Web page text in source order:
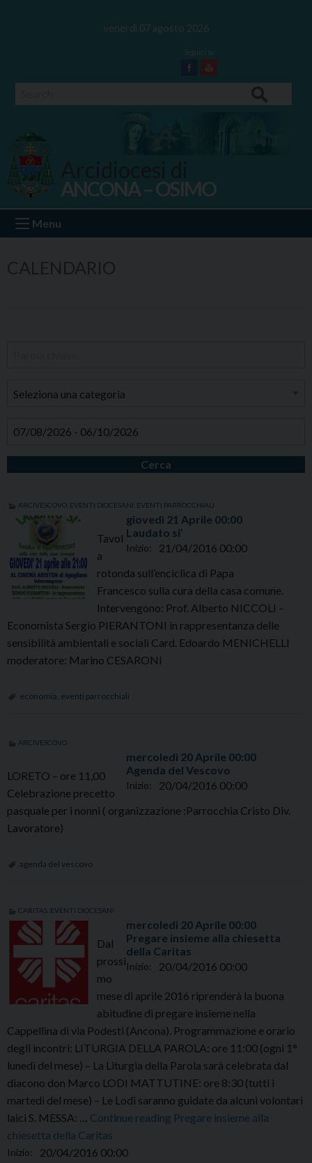
venerdì 07 agosto 2026
Facebook
Youtube
Ancona Osimo
ANCONA – OSIMO
Menu
Cerca
ARCIVESCOVO EVENTI DIOCESANI EVENTI PARROCCHIALI
giovedì 21 Aprile 00:00
Laudato si’
Inizio: 21/04/2016 00:00
Tavol
a
rotonda sull’enciclica di Papa
Francesco sulla cura della casa comune.
Intervengono: Prof. Alberto NICCOLI –
Economista Sergio PIERANTONI in rappresentanza delle
sensibilità ambientali e sociali Card. Edoardo MENICHELLI
moderatore: Marino CESARONI
economia eventi parrocchiali
ARCIVESCOVO
mercoledì 20 Aprile 00:00
Agenda del Vescovo
Inizio: 20/04/2016 00:00
LORETO – ore 11,00
Celebrazione precetto
pasquale per i nonni ( organizzazione :Parrocchia Cristo Div.
Lavoratore)
agenda del vescovo
CARITAS EVENTI DIOCESANI
mercoledì 20 Aprile 00:00
Pregare insieme alla chiesetta
della Caritas
Inizio: 20/04/2016 00:00
Dal
prossi
mo
mese di aprile 2016 riprenderà la buona
abitudine di pregare insieme nella
Cappellina di via Podesti (Ancona). Programmazione e orario
degli incontri: LITURGIA DELLA PAROLA: ore 11:00 (ogni 1°
lunedì del mese) – La Liturgia della Parola sarà celebrata dal
diacono don Marco LODI MATTUTINE: ore 8:30 (tutti i
martedì del mese) – Le Lodi saranno guidate da alcuni volontari
laici S. MESSA: … Continue reading mercoledì
Pregare insieme alla
chiesetta della Caritas
Inizio:
20/04/2016 00:00